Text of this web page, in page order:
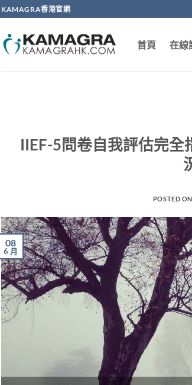
KAMAGRA香港官網
首頁 在線
IIEF-5問卷自我評估完
POSTED ON
08
6 月